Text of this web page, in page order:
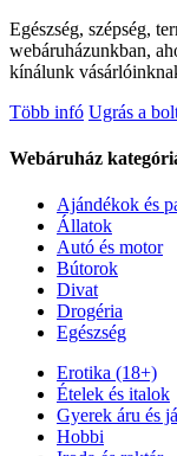
Egészség, szépség,
webáruházunkban,
kínálunk
Több infó Ugrás a
Webáruház
Ajándékok és
Állatok
Autó és motor
Bútorok
Divat
Drogéria
Egészség
Erotika (18+)
Ételek és italok
Gyerek áru és
Hobbi